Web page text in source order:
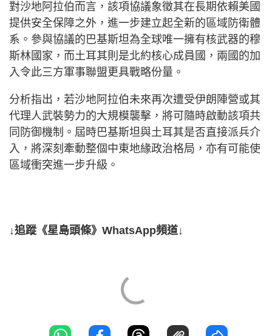
對沙地阿拉伯而言，該項協議象徵其在長期依賴美國
提供安全保障之外，進一步建立起全新的區域防衛體
系。參與協議的巴基斯坦為全球唯一擁有核武器的穆
斯林國家，而土耳其則是北約核心成員國，兩國的加
入令此三方軍事聯盟更具戰略份量。
分析指出，若沙地阿拉伯未來再次遭受伊朗陣營或其
代理人武裝勢力的大規模襲擊，將可隨時啟動該項共
同防御機制。屆時巴基斯坦與土耳其是否直接派兵介
入，將深刻牽動整個中東地緣政治格局，亦有可能使
區域衝突進一步升級。
↓追蹤《星島頭條》WhatsApp頻道↓